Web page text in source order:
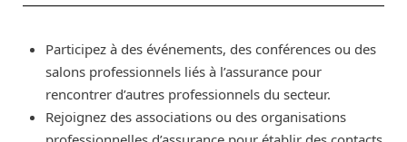
Participez à des événements, des conférences ou des
salons professionnels liés à l’assurance pour
rencontrer d’autres professionnels du secteur.
Rejoignez des associations ou des organisations